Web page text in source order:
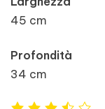
45 cm
Profondità
34 cm